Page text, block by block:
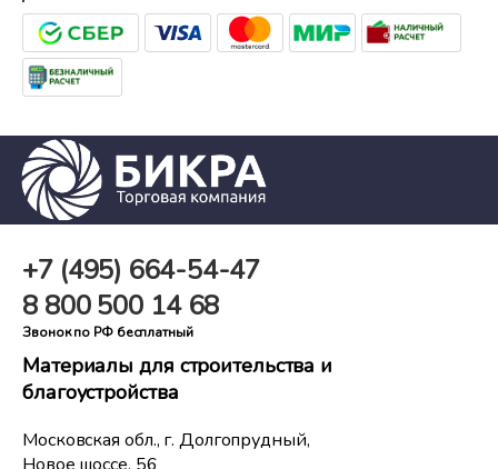
+7 (495) 664-54-47
8 800500 14 68
Звонок по РФ бесплатный
Материалы для строительства и
благоустройства
Московская обл., г. Долгопрудный,